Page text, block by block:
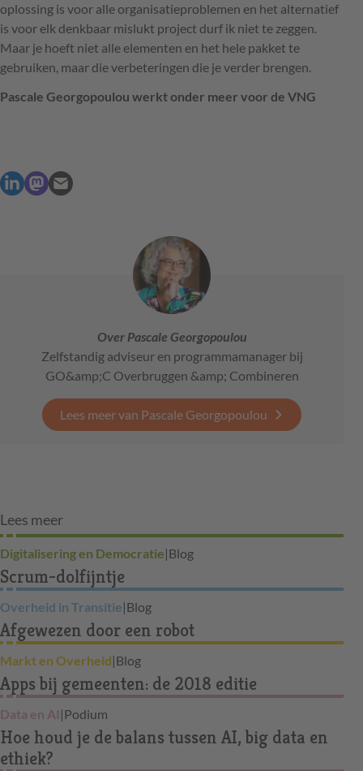
oplossing is voor alle organisatieproblemen en het alternatief
is voor elk denkbaar mislukt project durf ik niet te zeggen.
Maar je hoeft niet alle elementen en het hele pakket te
gebruiken, maar die verbeteringen die je verder brengen.
Pascale Georgopoulou werkt onder meer voor de VNG
Over Pascale Georgopoulou
Zelfstandig adviseur en programmamanager bij
GO&amp;C Overbruggen &amp; Combineren
Lees meer van Pascale Georgopoulou
Lees meer
Digitalisering en Democratie|Blog
Scrum-dolfijntje
Overheid in Transitie|Blog
Afgewezen door een robot
Markt en Overheid|Blog
Apps bij gemeenten: de 2018 editie
Data en AI |Podium
Hoe houd je de balans tussen AI, big data en
ethiek?